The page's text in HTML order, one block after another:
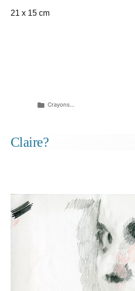
21 x 15 cm
Publié
Crayons...
Claire?